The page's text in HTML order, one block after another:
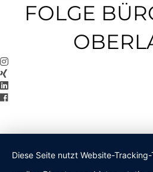
FOLGE
Diese Seite nutzt Website-